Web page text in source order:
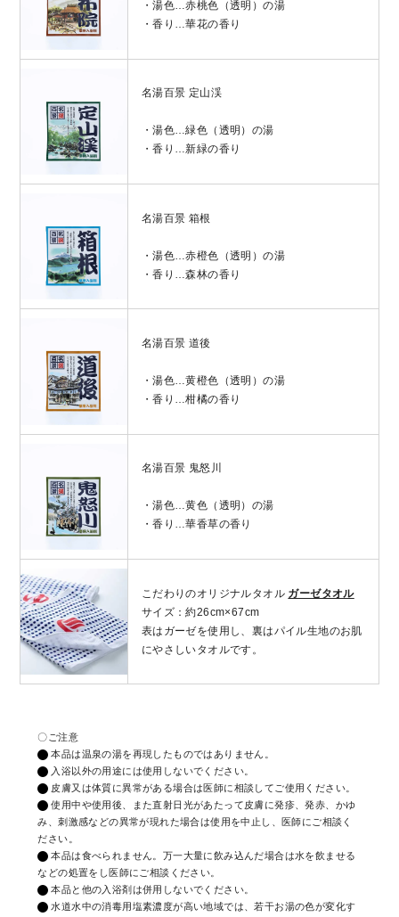
・湯色…赤桃色（透明）の湯
・香り…華花の香り
名湯百景 定山渓
・湯色…緑色（透明）の湯
・香り…新緑の香り
名湯百景 箱根
・湯色…赤橙色（透明）の湯
・香り…森林の香り
名湯百景 道後
・湯色…黄橙色（透明）の湯
・香り…柑橘の香り
名湯百景 鬼怒川
・湯色…黄色（透明）の湯
・香り…華香草の香り
こだわりのオリジナルタオル ガーゼタオル
サイズ：約26cm×67cm
表はガーゼを使用し、裏はパイル生地のお肌
にやさしいタオルです。
〇ご注意
本品は温泉の湯を再現したものではありません。
入浴以外の用途には使用しないでください。
皮膚又は体質に異常がある場合は医師に相談してご使用ください。
使用中や使用後、また直射日光があたって皮膚に発疹、発赤、かゆ
み、刺激感などの異常が現れた場合は使用を中止し、医師にご相談く
ださい。
本品は食べられません。万一大量に飲み込んだ場合は水を飲ませる
などの処置をし医師にご相談ください。
本品と他の入浴剤は併用しないでください。
水道水中の消毒用塩素濃度が高い地域では、若干お湯の色が変化す